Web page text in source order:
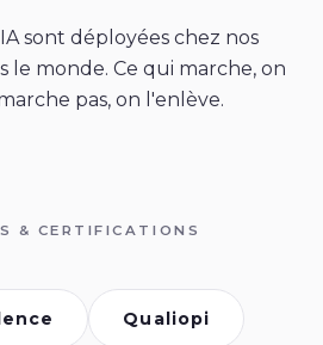
sont déployées chez nos
le monde. Ce qui marche, on
pas, on l'enlève.
& CERTIFICATIONS
Qualiopi